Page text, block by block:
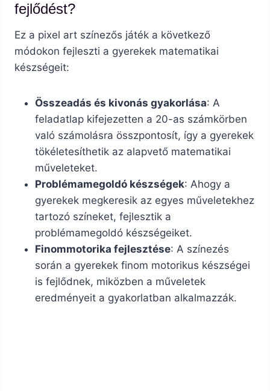
fejlődést?
Ez a pixel art színezős játék a következő
módokon fejleszti a gyerekek matematikai
készségeit:
Összeadás és kivonás gyakorlása: A
feladatlap kifejezetten a 20-as számkörben
való számolásra összpontosít, így a gyerekek
tökéletesíthetik az alapvető matematikai
műveleteket.
Problémamegoldó készségek: Ahogy a
gyerekek megkeresik az egyes műveletekhez
tartozó színeket, fejlesztik a
problémamegoldó készségeiket.
Finommotorika fejlesztése: A színezés
során a gyerekek finom motorikus készségei
is fejlődnek, miközben a műveletek
eredményeit a gyakorlatban alkalmazzák.